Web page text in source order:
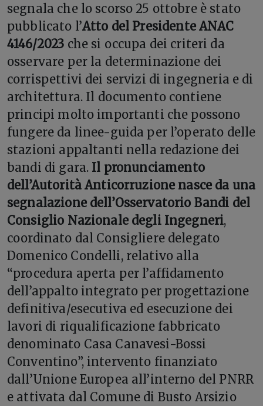
segnala che lo scorso 25 ottobre è stato
pubblicato l’Atto del Presidente ANAC
4146/2023 che si occupa dei criteri da
osservare per la determinazione dei
corrispettivi dei servizi di ingegneria e di
architettura. Il documento contiene
principi molto importanti che possono
fungere da linee-guida per l’operato delle
stazioni appaltanti nella redazione dei
bandi di gara. Il pronunciamento
dell’Autorità Anticorruzione nasce da una
segnalazione dell’Osservatorio Bandi del
Consiglio Nazionale degli Ingegneri,
coordinato dal Consigliere delegato
Domenico Condelli, relativo alla
“procedura aperta per l’affidamento
dell’appalto integrato per progettazione
definitiva/esecutiva ed esecuzione dei
lavori di riqualificazione fabbricato
denominato Casa Canavesi-Bossi
Conventino”, intervento finanziato
dall’Unione Europea all’interno del PNRR
e attivata dal Comune di Busto Arsizio